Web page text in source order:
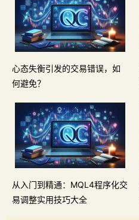
心态失衡引发的交易错误，如
何避免？
从入门到精通：MQL4程序化交
易调整实用技巧大全